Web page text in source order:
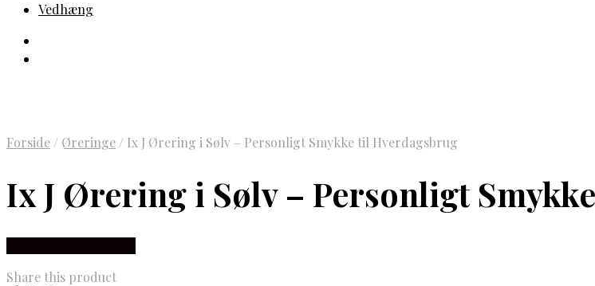
Vedhæng
Forside / Øreringe / Ix J Ørering i Sølv – Personligt Smykke til Hverdagsbrug
Ix J Ørering i Sølv – Personligt
Share this product